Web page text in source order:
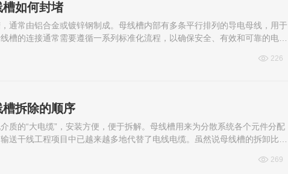
如何封堵
通常由铝合金或镀锌钢制成。母线槽内部有多条平行排列的导电母线，用于
槽的连接通常需要遵循一系列标准化流程，以确保安全、有效和可靠的电力
226
拆除的顺序
质的“大电缆”，安装方便，便于拆解。母线槽用来为分散系统各个元件分配
送干线工程项目中已越来越多地代替了电线电缆。虽然说母线槽的拆卸比较
269